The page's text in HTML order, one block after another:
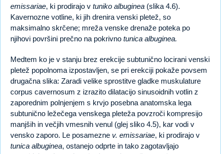
emissariae, ki prodirajo v tuniko albuginea (slika 4.6).
Kavernozne votline, ki jih drenira venski pletež, so
maksimalno skrčene; mreža venske drenaže poteka po
njihovi površini prečno na pokrivno tunica albuginea.
Medtem ko je v stanju brez erekcije subtunično locirani venski
pletež popolnoma izpostavljen, se pri erekciji pokaže povsem
drugačna slika: Zaradi velike sprostitve gladke muskulature
corpus cavernosum z izrazito dilatacijo sinusoidnih votlin z
zaporednim polnjenjem s krvjo posebna anatomska lega
subtunično ležečega venskega pleteža povzroči kompresijo
manjših in večjih vmesnih venul (glej sliko 4.5), kar vodi v
vensko zaporo. Le posamezne v. emissariae, ki prodirajo v
tunica albuginea, ostanejo odprte in tako zagotavljajo